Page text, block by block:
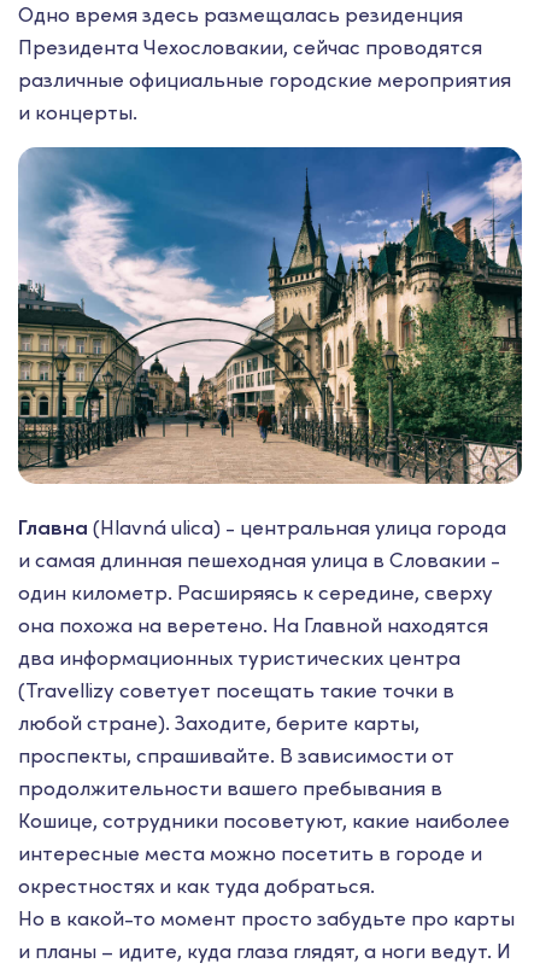
Одно время здесь размещалась резиденция
Президента Чехословакии, сейчас проводятся
различные официальные городские мероприятия
и концерты.
Главна (Hlavná ulica) - центральная улица города
и самая длинная пешеходная улица в Словакии -
один километр. Расширяясь к середине, сверху
она похожа на веретено. На Главной находятся
два информационных туристических центра
(Travellizy советует посещать такие точки в
любой стране). Заходите, берите карты,
проспекты, спрашивайте. В зависимости от
продолжительности вашего пребывания в
Кошице, сотрудники посоветуют, какие наиболее
интересные места можно посетить в городе и
окрестностях и как туда добраться.
Но в какой-то момент просто забудьте про карты
и планы – идите, куда глаза глядят, а ноги ведут. И